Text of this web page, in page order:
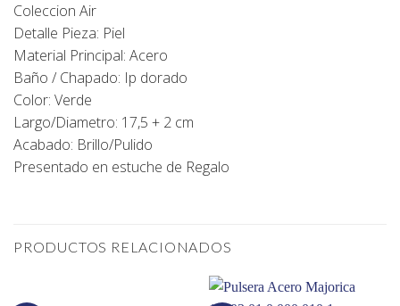
Coleccion Air
Detalle Pieza: Piel
Material Principal: Acero
Baño / Chapado: Ip dorado
Color: Verde
Largo/Diametro: 17,5 + 2 cm
Acabado: Brillo/Pulido
Presentado en estuche de Regalo
PRODUCTOS RELACIONADOS